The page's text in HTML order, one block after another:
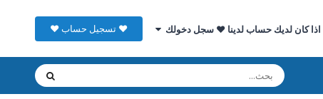
اذا كان لديك حساب لدينا ♥ سجل دخولك ♥ تسجيل حساب ♥